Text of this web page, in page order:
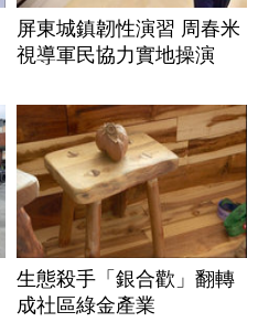
屏東城鎮韌性演習 周春米
視導軍民協力實地操演
生態殺手「銀合歡」翻轉
成社區綠金產業